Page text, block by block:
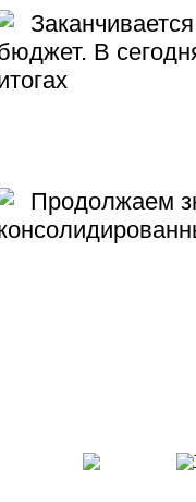
В
Продолжаем